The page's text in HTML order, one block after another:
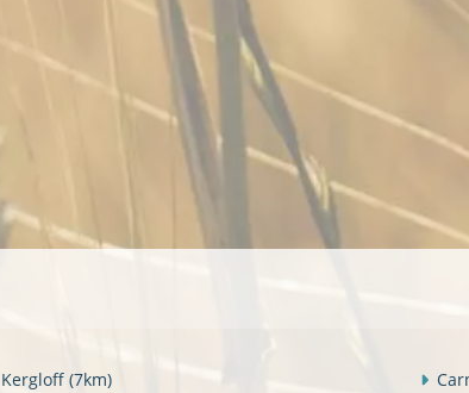
Kergloff (7km)